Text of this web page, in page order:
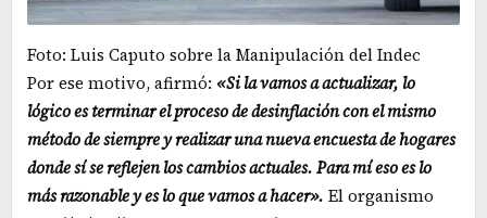
Foto: Luis Caputo sobre la Manipulación del Indec
Por ese motivo, afirmó: «Si la vamos a actualizar, lo
lógico es terminar el proceso de desinflación con el mismo
método de siempre y realizar una nueva encuesta de hogares
donde sí se reflejen los cambios actuales. Para mí eso es lo
más razonable y es lo que vamos a hacer». El organismo